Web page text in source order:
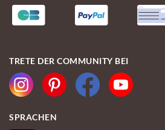
TRETE DER COMMUNITY BEI
SPRACHEN